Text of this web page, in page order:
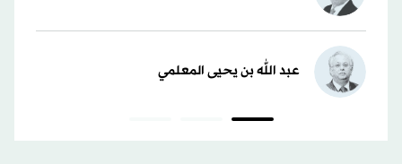
عبد الله بن يحيى المعلمي